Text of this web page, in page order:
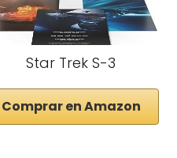
Star Trek S-3
Comprar en Amazon